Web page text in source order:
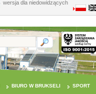
wersja dla niedowidzących
BIURO W BRUKSELI SPORT